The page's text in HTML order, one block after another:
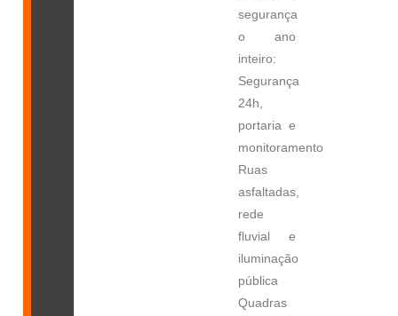
segurança
o ano
inteiro:
Segurança
24h,
portaria e
monitoramento
Ruas
asfaltadas,
rede
fluvial e
iluminação
pública
Quadras